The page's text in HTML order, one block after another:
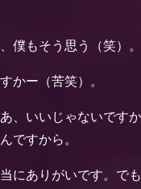
僕もそう思う（笑）。
かー（苦笑）。
、いいじゃないです
ですから。
にありがいです。で